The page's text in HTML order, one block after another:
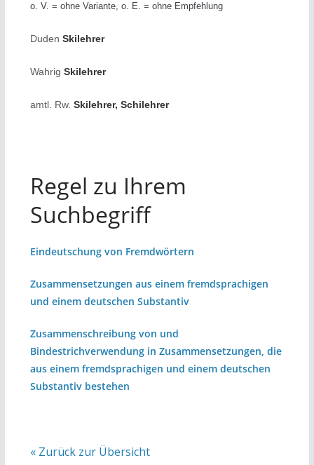
o. V. = ohne Variante, o. E. = ohne Empfehlung
Duden Skilehrer
Wahrig Skilehrer
amtl. Rw. Skilehrer, Schilehrer
Regel zu Ihrem
Suchbegriff
Eindeutschung von Fremdwörtern
Zusammensetzungen aus einem fremdsprachigen
und einem deutschen Substantiv
Zusammenschreibung von und
Bindestrichverwendung in Zusammensetzungen, die
aus einem fremdsprachigen und einem deutschen
Substantiv bestehen
« Zurück zur Übersicht